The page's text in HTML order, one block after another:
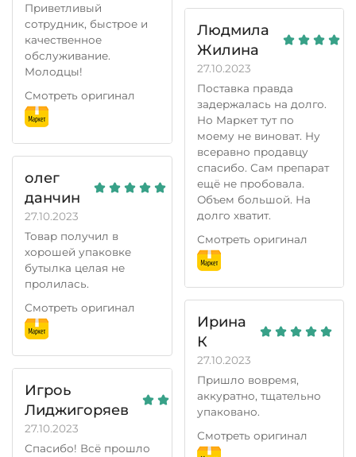
Приветливый
сотрудник, быстрое и
качественное
обслуживание.
Молодцы!
Смотреть оригинал
олег
данчин
27.10.2023
Товар получил в
хорошей упаковке
бутылка целая не
пролилась.
Смотреть оригинал
Игроь
Лиджигоряев
27.10.2023
Спасибо! Всё прошло
Людмила
Жилина
27.10.2023
Поставка правда
задержалась на долго.
Но Маркет тут по
моему не виноват. Ну
всеравно продавцу
спасибо. Сам препарат
ещё не пробовала.
Объем большой. На
долго хватит.
Смотреть оригинал
Ирина
К
27.10.2023
Пришло вовремя,
аккуратно, тщательно
упаковано.
Смотреть оригинал